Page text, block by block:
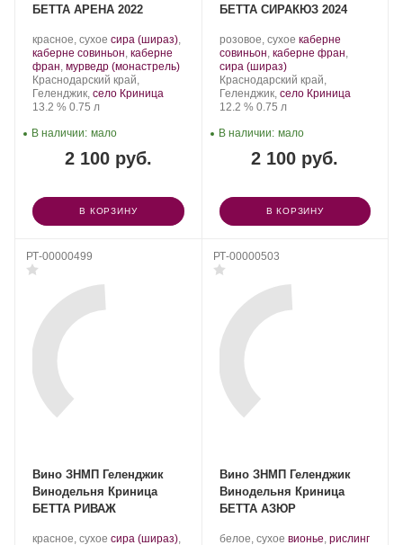
БЕТТА АРЕНА 2022
Производитель:
Криница.
красное, сухое .
Сорт
винограда:
сира (шираз),
каберне совиньон, каберне
фран, мурведр (монастрель).
Регион:
Краснодарский край,
Геленджик, село Криница
Крепость
13.2 %. Объем
0.75 л
2 100 руб.
В наличии: мало
В КОРЗИНУ
БЕТТА СИРАКЮЗ 2024
Производитель:
Криница.
розовое, сухое .
Сорт
каберне
совиньон, каберне фран,
сира (шираз).
Регион:
Краснодарский край,
Геленджик, село Криница
Крепость
12.2 %. Объем
0.75 л
2 100 руб.
В наличии: мало
В КОРЗИНУ
РТ-00000499
Вино ЗНМП Геленджик
Винодельня Криница
БЕТТА РИВАЖ
Производитель:
красное, сухое .сира (шираз),
РТ-00000503
Вино ЗНМП Геленджик
Винодельня Криница
БЕТТА АЗЮР
Производитель:
белое, сухое .вионье, рислинг